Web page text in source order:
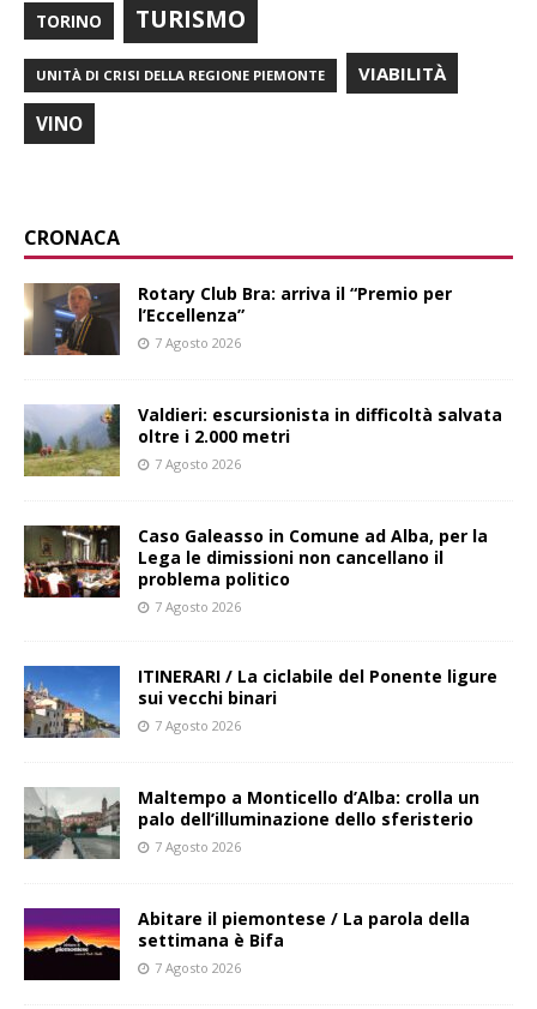
TORINO TURISMO
UNITÀ DI CRISI DELLA REGIONE PIEMONTE VIABILITÀ
VINO
CRONACA
Rotary Club Bra: arriva il “Premio per
l’Eccellenza”
7 Agosto 2026
Valdieri: escursionista in difficoltà salvata
oltre i 2.000 metri
7 Agosto 2026
Caso Galeasso in Comune ad Alba, per la
Lega le dimissioni non cancellano il
problema politico
7 Agosto 2026
ITINERARI / La ciclabile del Ponente ligure
sui vecchi binari
7 Agosto 2026
Maltempo a Monticello d’Alba: crolla un
palo dell’illuminazione dello sferisterio
7 Agosto 2026
Abitare il piemontese / La parola della
settimana è Bifa
7 Agosto 2026